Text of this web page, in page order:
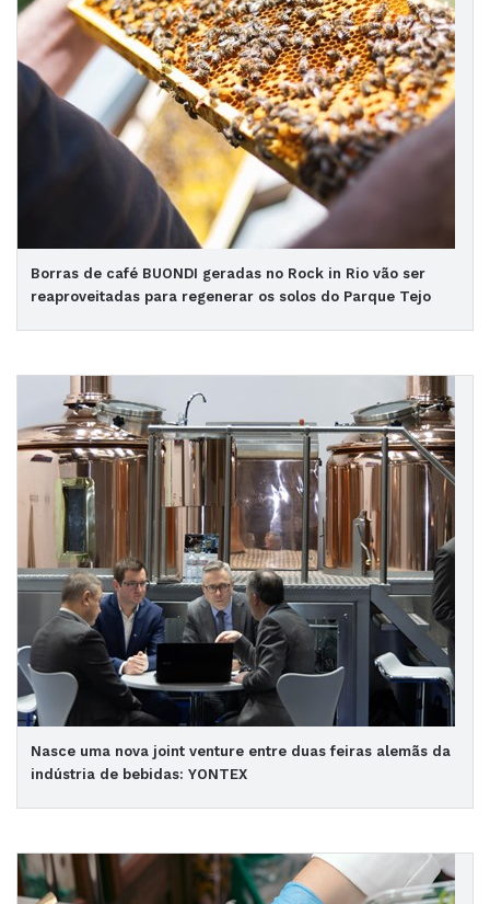
Borras de café BUONDI geradas no Rock in Rio vão ser
reaproveitadas para regenerar os solos do Parque Tejo
Nasce uma nova joint venture entre duas feiras alemãs da
indústria de bebidas: YONTEX